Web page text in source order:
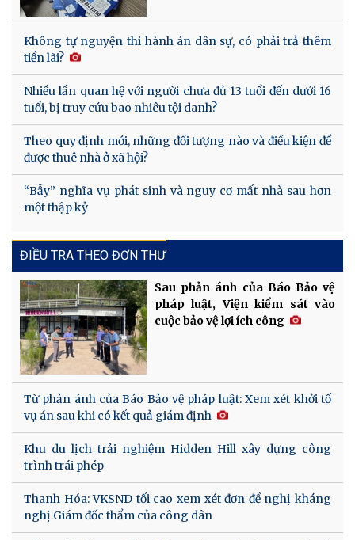
Không tự nguyện thi hành án dân sự, có phải trả thêm
tiền lãi?
Nhiều lần quan hệ với người chưa đủ 13 tuổi đến dưới 16
tuổi, bị truy cứu bao nhiêu tội danh?
Theo quy định mới, những đối tượng nào và điều kiện để
được thuê nhà ở xã hội?
“Bẫy” nghĩa vụ phát sinh và nguy cơ mất nhà sau hơn
một thập kỷ
ĐIỀU TRA THEO ĐƠN THƯ
Sau phản ánh của Báo Bảo vệ
pháp luật, Viện kiểm sát vào
cuộc bảo vệ lợi ích công
Từ phản ánh của Báo Bảo vệ pháp luật: Xem xét khởi tố
vụ án sau khi có kết quả giám định
Khu du lịch trải nghiệm Hidden Hill xây dựng công
trình trái phép
Thanh Hóa: VKSND tối cao xem xét đơn đề nghị kháng
nghị Giám đốc thẩm của công dân